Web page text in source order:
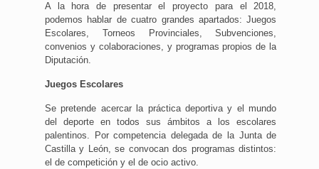
A la hora de presentar el proyecto para el 2018,
podemos hablar de cuatro grandes apartados: Juegos
Escolares, Torneos Provinciales, Subvenciones,
convenios y colaboraciones, y programas propios de la
Diputación.
Juegos Escolares
Se pretende acercar la práctica deportiva y el mundo
del deporte en todos sus ámbitos a los escolares
palentinos. Por competencia delegada de la Junta de
Castilla y León, se convocan dos programas distintos:
el de competición y el de ocio activo.